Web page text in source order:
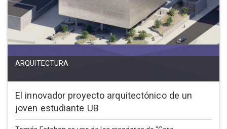
ARQUITECTURA
El innovador proyecto arquitectónico de un
joven estudiante UB